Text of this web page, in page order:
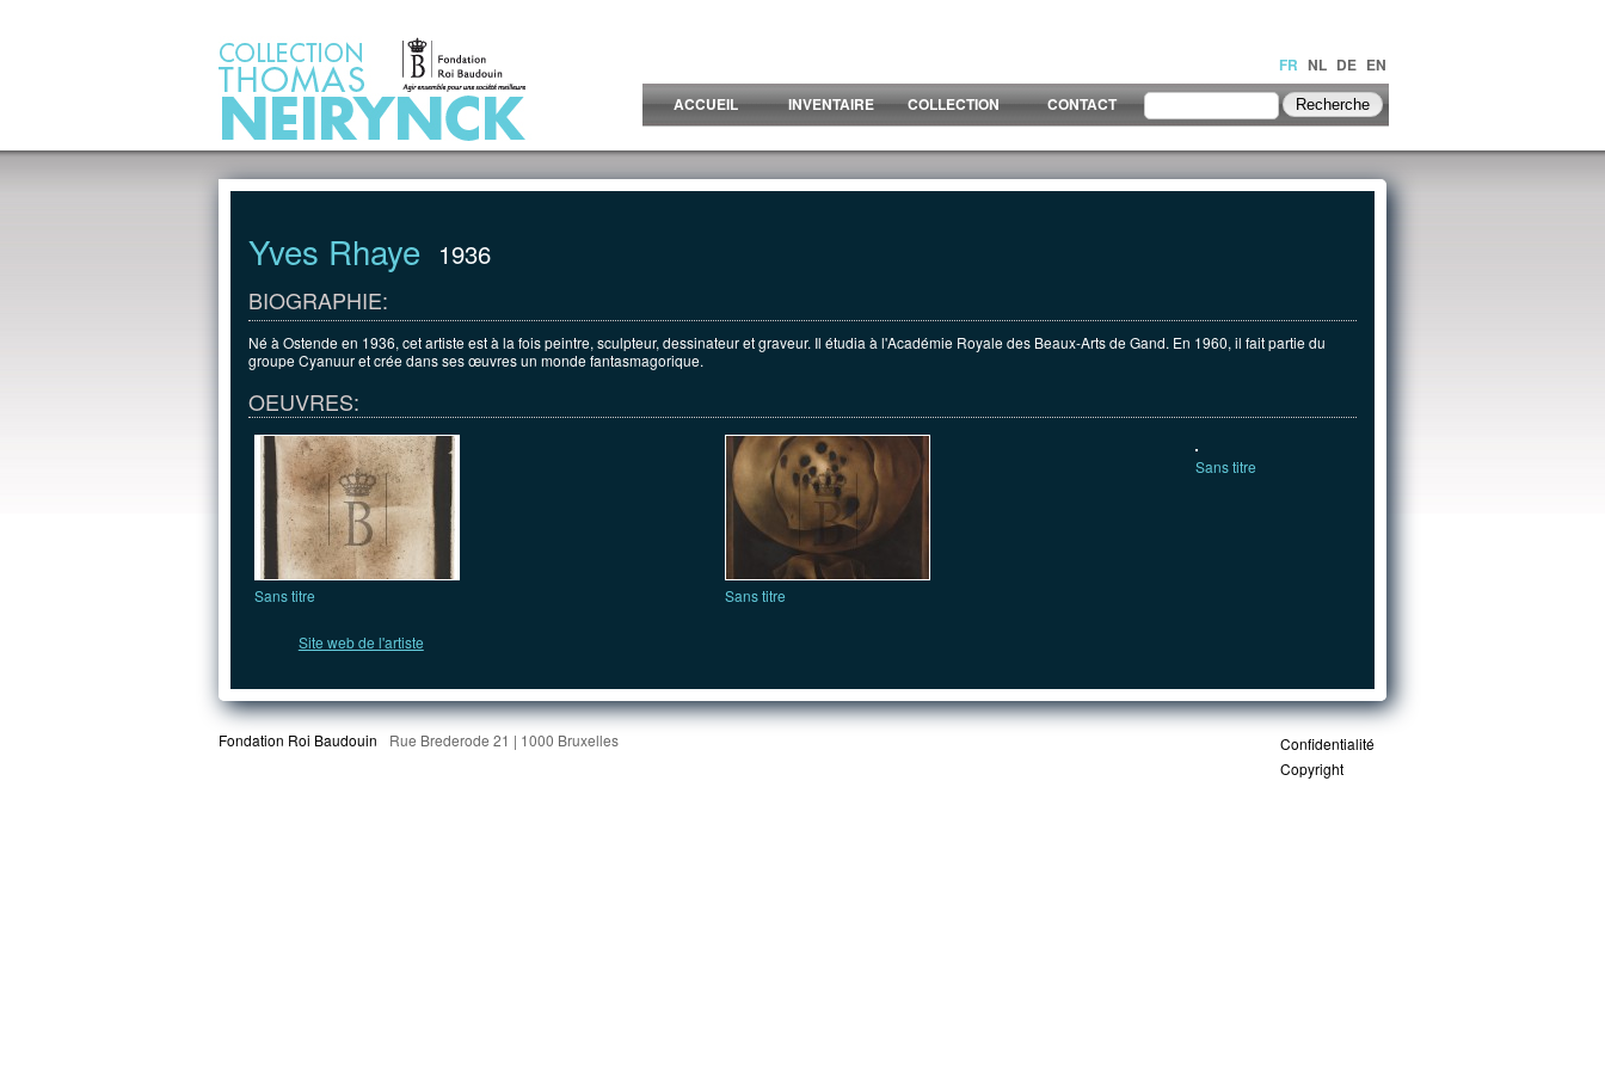
FR NL DE EN
ACCUEIL
INVENTAIRE COLLECTION CONTACT
Yves Rhaye 1936
BIOGRAPHIE:
Né à Ostende en 1936, cet artiste est à la fois peintre, sculpteur, dessinateur et graveur. Il étudia à l'Académie Royale des Beaux-Arts de Gand. En 1960, il fait partie du
groupe Cyanuur et crée dans ses œuvres un monde fantasmagorique.
OEUVRES:
Sans titre Sans titre
Sans titre
Site web de l'artiste
Fondation Roi Baudouin Rue Brederode 21 | 1000 Bruxelles
Confidentialité
Copyright